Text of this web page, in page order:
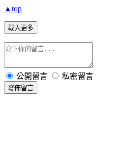
▲top
載入更多
公開留言 私密留言
發佈留言